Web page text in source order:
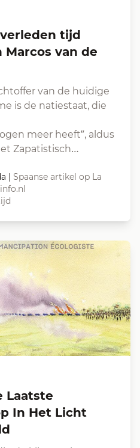
van de
van de huidige
is de natiestaat, die
meer heeft”, aldus
Zapatistisch…
| Spaanse artikel op La
In Het Licht